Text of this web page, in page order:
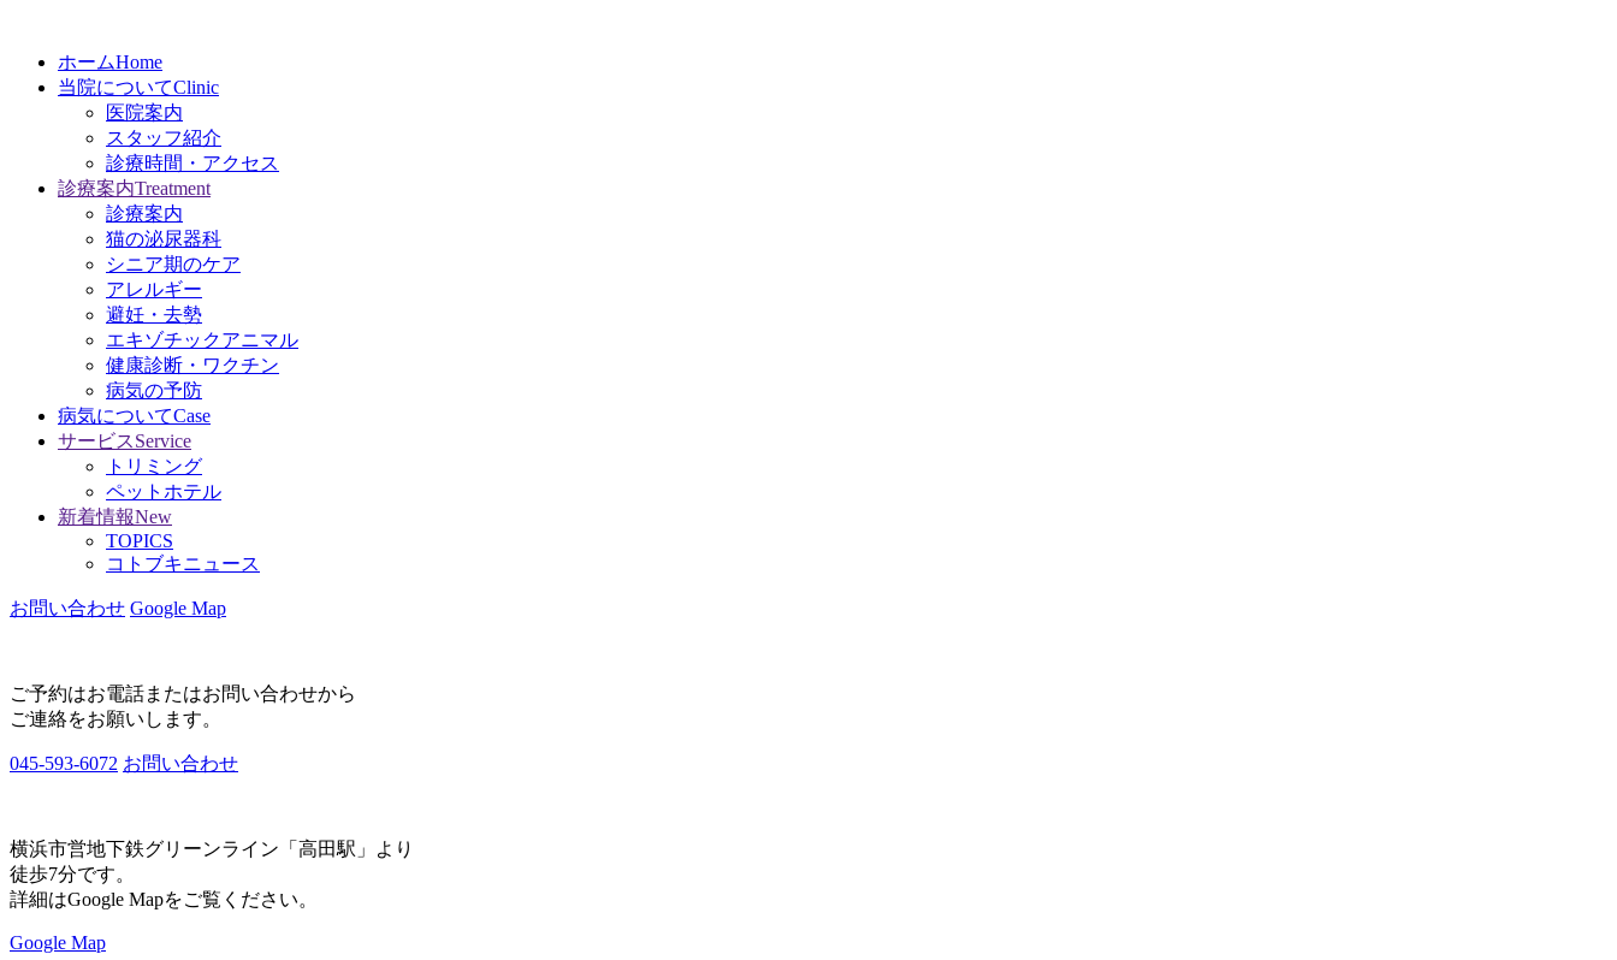
ホームHome
当院についてClinic
医院案内
スタッフ紹介
診療時間・アクセス
診療案内Treatment
診療案内
猫の泌尿器科
シニア期のケア
アレルギー
避妊・去勢
エキゾチックアニマル
健康診断・ワクチン
病気の予防
病気についてCase
サービスService
トリミング
ペットホテル
新着情報New
TOPICS
コトブキニュース
お問い合わせ Google Map
ご予約はお電話またはお問い合わせから
ご連絡をお願いします。
045-593-6072 お問い合わせ
横浜市営地下鉄グリーンライン「高田駅」より
徒歩7分です。
詳細はGoogle Mapをご覧ください。
Google Map